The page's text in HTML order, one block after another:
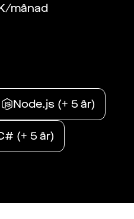
månad
Node.js (+ 5 år)
(+ 5 år)